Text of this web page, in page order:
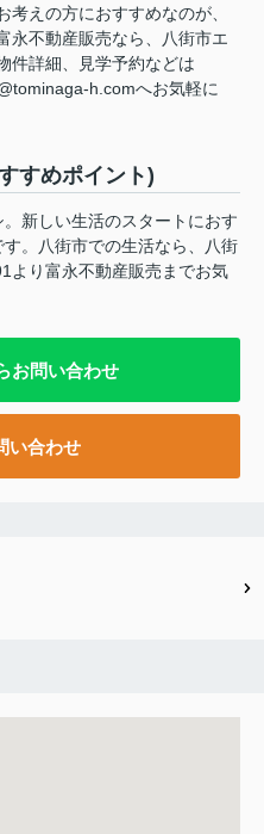
えの方におすすめなのが、
永不動産販売なら、八街市エ
件詳細、見学予約などは
h.comへお気軽に
すめポイント)
。新しい生活のスタートにおす
。八街市での生活なら、八街
より富永不動産販売までお気
お問い合わせ
い合わせ